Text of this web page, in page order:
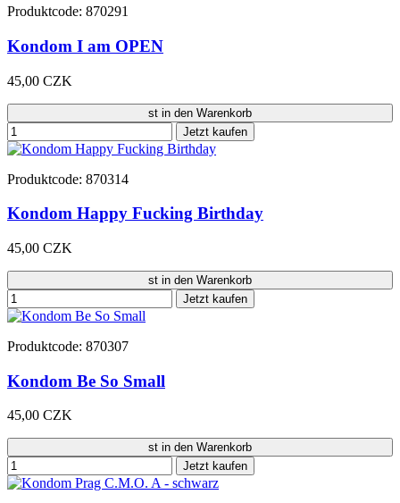
Produktcode: 870291
Kondom I am OPEN
45,00 CZK
st in den Warenkorb
Jetzt kaufen
Produktcode: 870314
Kondom Happy Fucking Birthday
45,00 CZK
st in den Warenkorb
Jetzt kaufen
Produktcode: 870307
Kondom Be So Small
45,00 CZK
st in den Warenkorb
Jetzt kaufen